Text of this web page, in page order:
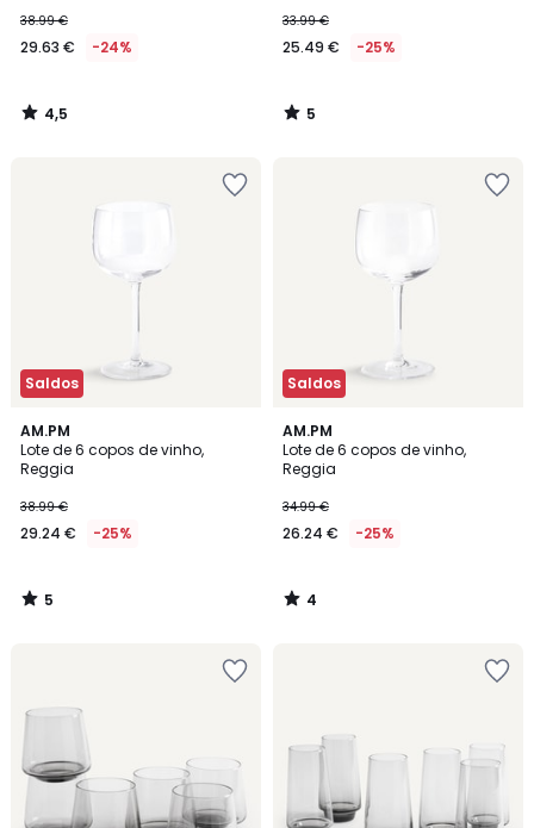
38.99 €
29.63 € -24%
4,5
/
33.99 €
25.49 € -25%
5
/
Saldos
AM.PM
Lote de 6 copos de vinho,
Reggia
38.99 €
29.24 € -25%
5
/
5
5
/
Saldos
AM.PM
Lote de 6 copos de vinho,
Reggia
34.99 €
26.24 € -25%
4
/
5
4
/